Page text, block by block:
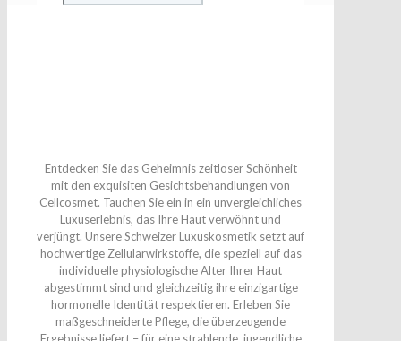
Entdecken Sie das Geheimnis zeitloser Schönheit
mit den exquisiten Gesichtsbehandlungen von
Cellcosmet. Tauchen Sie ein in ein unvergleichliches
Luxuserlebnis, das Ihre Haut verwöhnt und
verjüngt. Unsere Schweizer Luxuskosmetik setzt auf
hochwertige Zellularwirkstoffe, die speziell auf das
individuelle physiologische Alter Ihrer Haut
abgestimmt sind und gleichzeitig ihre einzigartige
hormonelle Identität respektieren. Erleben Sie
maßgeschneiderte Pflege, die überzeugende